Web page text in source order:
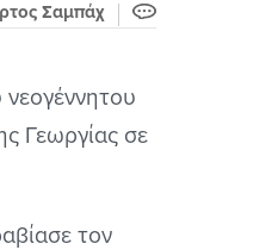
Σαμπάχ
Γεωργίας σε
τον